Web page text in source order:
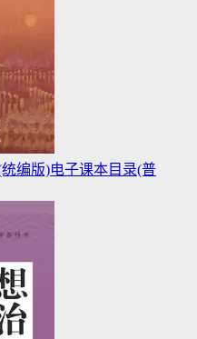
编版)电子课本目录(普